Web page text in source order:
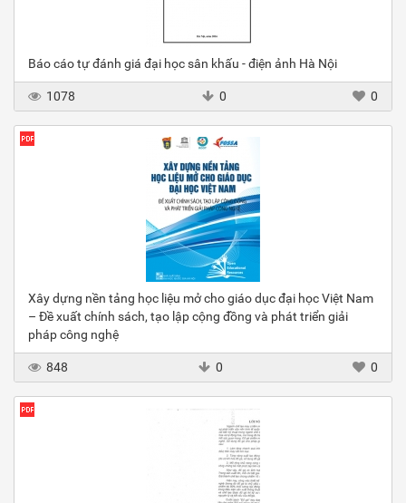
Báo cáo tự đánh giá đại học sân khấu - điện ảnh Hà Nội
1078 0 0
Xây dựng nền tảng học liệu mở cho giáo dục đại học Việt Nam
– Đề xuất chính sách, tạo lập cộng đồng và phát triển giải
pháp công nghệ
848 0 0